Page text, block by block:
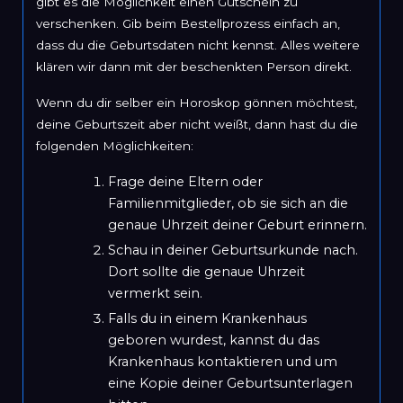
verschenken. Gib beim Bestellprozess einfach an,
dass du die Geburtsdaten nicht kennst. Alles weitere
klären wir dann mit der beschenkten Person direkt.
Wenn du dir selber ein Horoskop gönnen möchtest,
deine Geburtszeit aber nicht weißt, dann hast du die
folgenden Möglichkeiten:
Frage deine Eltern oder
Familienmitglieder, ob sie sich an die
genaue Uhrzeit deiner Geburt erinnern.
Schau in deiner Geburtsurkunde nach.
Dort sollte die genaue Uhrzeit
vermerkt sein.
Falls du in einem Krankenhaus
geboren wurdest, kannst du das
Krankenhaus kontaktieren und um
eine Kopie deiner Geburtsunterlagen